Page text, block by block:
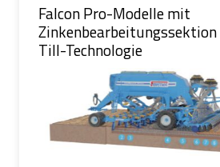
Falcon Pro-Modelle mit
Till-Technologie